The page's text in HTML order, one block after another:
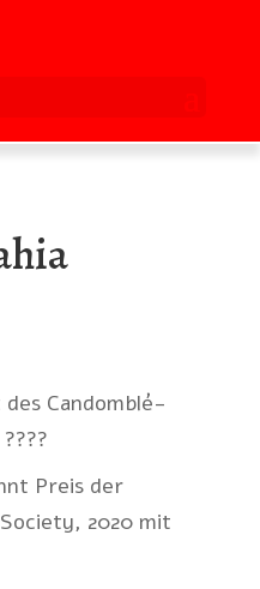
Candomblé-
Preis der
2020 mit